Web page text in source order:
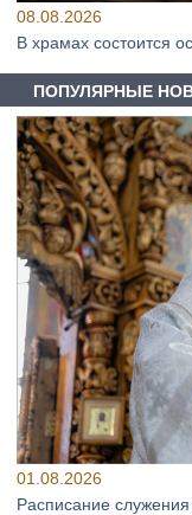
08.08.2026
В храмах состоится
ПОПУЛЯРНЫЕ
01.08.2026
Расписание